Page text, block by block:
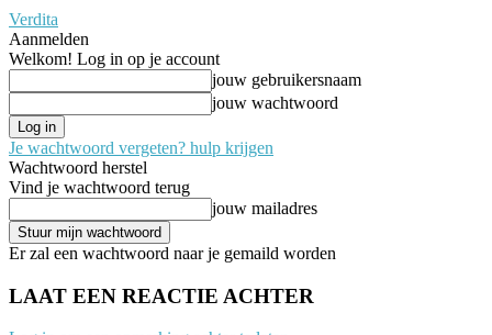
Verdita
Aanmelden
Welkom! Log in op je account
jouw gebruikersnaam
jouw wachtwoord
Je wachtwoord vergeten? hulp krijgen
Wachtwoord herstel
Vind je wachtwoord terug
jouw mailadres
Er zal een wachtwoord naar je gemaild worden
LAAT EEN REACTIE ACHTER